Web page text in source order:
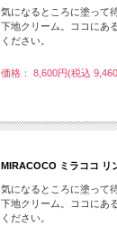
気になるところに塗っ
下地クリーム。ココにあ
ください
価格： 8,600円(税込
MIRACOCO ミラココ リ
気になるところに塗っ
下地クリーム。ココにあ
ください